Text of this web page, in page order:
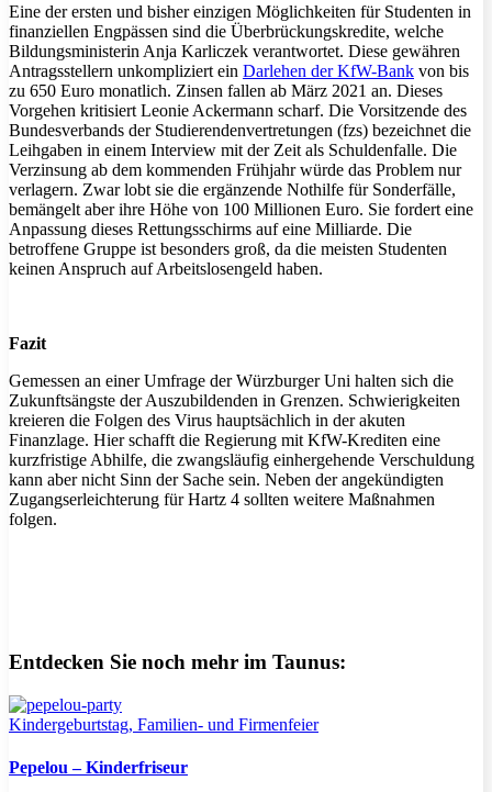
Eine der ersten und bisher einzigen Möglichkeiten für Studenten in
finanziellen Engpässen sind die Überbrückungskredite, welche
Bildungsministerin Anja Karliczek verantwortet. Diese gewähren
Antragsstellern unkompliziert ein Darlehen der KfW-Bank von bis
zu 650 Euro monatlich. Zinsen fallen ab März 2021 an. Dieses
Vorgehen kritisiert Leonie Ackermann scharf. Die Vorsitzende des
Bundesverbands der Studierendenvertretungen (fzs) bezeichnet die
Leihgaben in einem Interview mit der Zeit als Schuldenfalle. Die
Verzinsung ab dem kommenden Frühjahr würde das Problem nur
verlagern. Zwar lobt sie die ergänzende Nothilfe für Sonderfälle,
bemängelt aber ihre Höhe von 100 Millionen Euro. Sie fordert eine
Anpassung dieses Rettungsschirms auf eine Milliarde. Die
betroffene Gruppe ist besonders groß, da die meisten Studenten
keinen Anspruch auf Arbeitslosengeld haben.
Fazit
Gemessen an einer Umfrage der Würzburger Uni halten sich die
Zukunftsängste der Auszubildenden in Grenzen. Schwierigkeiten
kreieren die Folgen des Virus hauptsächlich in der akuten
Finanzlage. Hier schafft die Regierung mit KfW-Krediten eine
kurzfristige Abhilfe, die zwangsläufig einhergehende Verschuldung
kann aber nicht Sinn der Sache sein. Neben der angekündigten
Zugangserleichterung für Hartz 4 sollten weitere Maßnahmen
folgen.
Entdecken Sie noch mehr im Taunus:
Kindergeburtstag, Familien- und Firmenfeier
Pepelou – Kinderfriseur